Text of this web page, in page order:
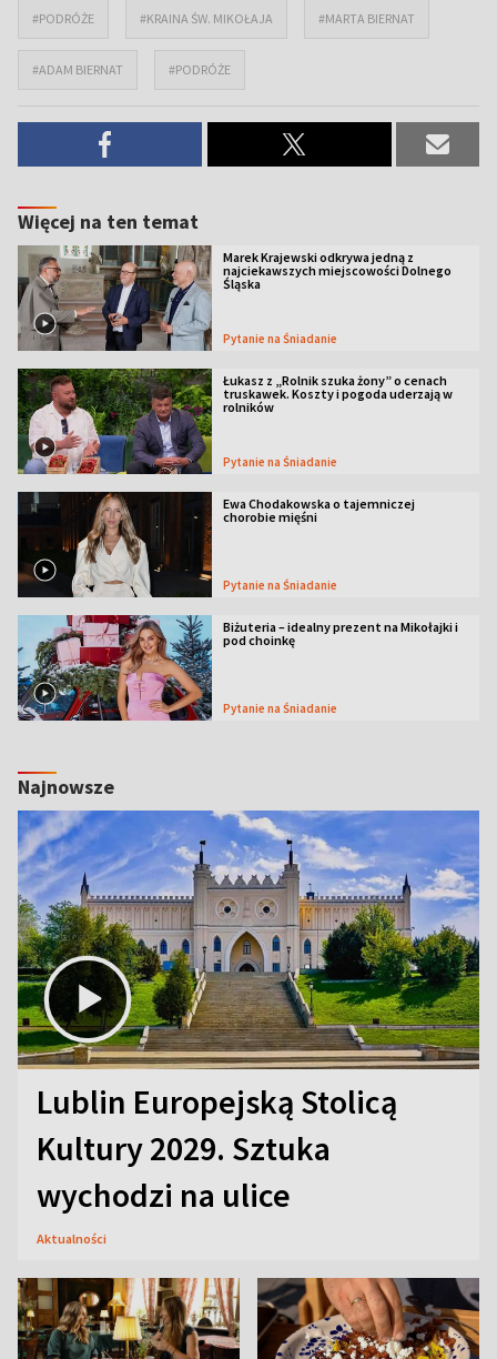
#PODRÓŻE #KRAINA ŚW. MIKOŁAJA #MARTA BIERNAT
#ADAM BIERNAT #PODRÓŻE
Więcej na ten temat
Marek Krajewski odkrywa jedną z
najciekawszych miejscowości Dolnego
Śląska
Pytanie na Śniadanie
Łukasz z „Rolnik szuka żony” o cenach
truskawek. Koszty i pogoda uderzają w
rolników
Pytanie na Śniadanie
Ewa Chodakowska o tajemniczej
chorobie mięśni
Pytanie na Śniadanie
Biżuteria – idealny prezent na Mikołajki i
pod choinkę
Pytanie na Śniadanie
Najnowsze
Lublin Europejską Stolicą
Kultury 2029. Sztuka
wychodzi na ulice
Aktualności